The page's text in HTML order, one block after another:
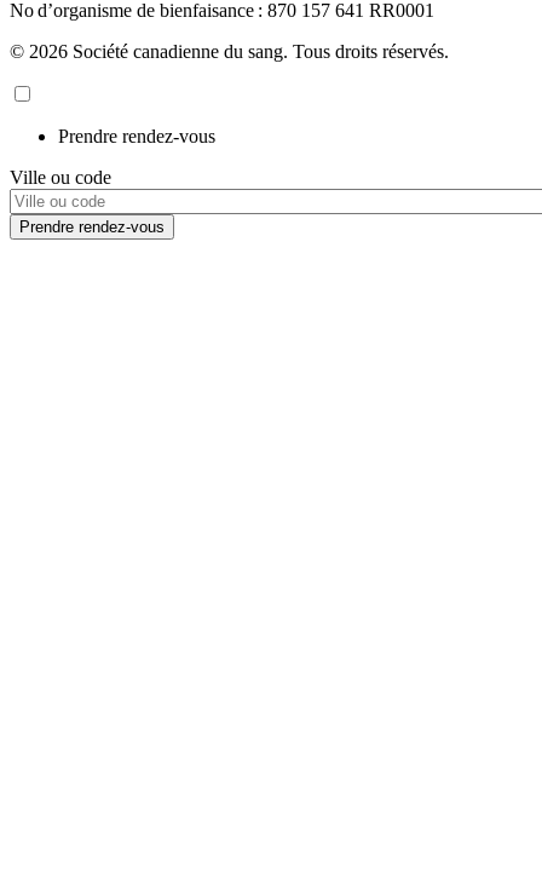
No d’organisme de bienfaisance : 870 157 641 RR0001
© 2026 Société canadienne du sang. Tous droits réservés.
Prendre rendez-vous
Ville ou code